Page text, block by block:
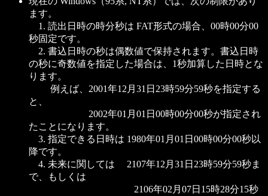
ます。
1. 読出日時の時分秒は FAT形式の場合、00時00分00
秒固定です。
2. 書込日時の秒は偶数値で保持されます。書込日時
の秒に奇数値を指定した場合は、1秒加算した日時とな
ります。
例えば、2001年12月31日23時59分59秒を指定する
と、
2002年01月01日00時00分00秒が指定され
たことになります。
3. 指定できる日時は 1980年01月01日00時00分00秒以
降です。
4. 未来に関しては 2107年12月31日23時59分59秒ま
で、もしくは
2106年02月07日15時28分15秒